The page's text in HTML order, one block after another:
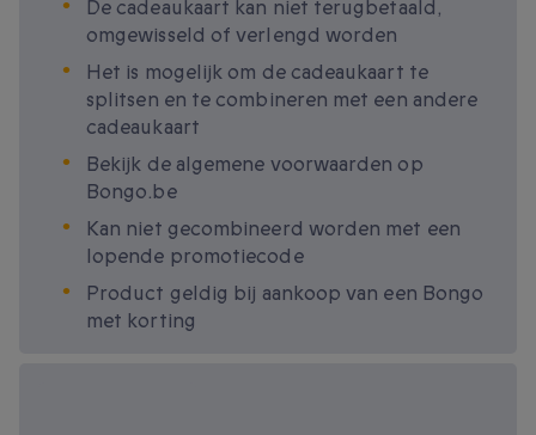
De cadeaukaart kan niet terugbetaald,
omgewisseld of verlengd worden
Het is mogelijk om de cadeaukaart te
splitsen en te combineren met een andere
cadeaukaart
Bekijk de algemene voorwaarden op
Bongo.be
Kan niet gecombineerd worden met een
lopende promotiecode
Product geldig bij aankoop van een Bongo
met korting